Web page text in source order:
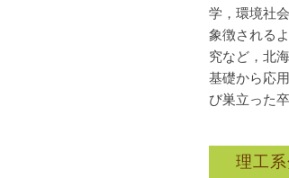
学，環境社
象徴される
究など，北
基礎から応
び巣立った
理工